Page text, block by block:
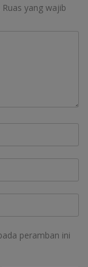
Ruas yang wajib
peramban ini